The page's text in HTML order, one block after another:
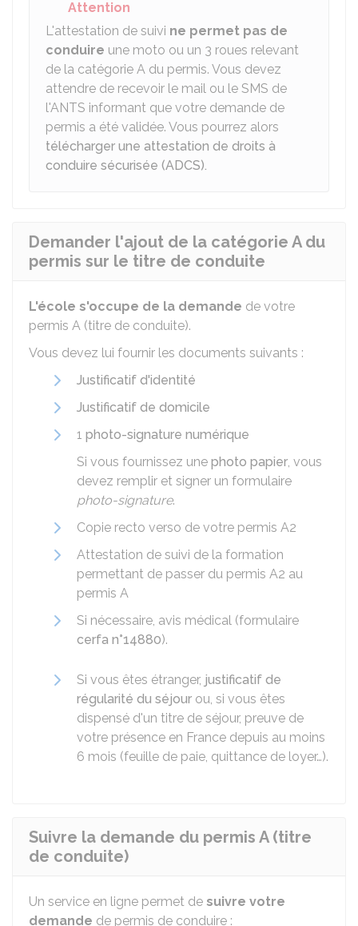
Attention
L'attestation de suivi ne permet pas de
conduire une moto ou un 3 roues relevant
de la catégorie A du permis. Vous devez
attendre de recevoir le mail ou le SMS de
l'ANTS informant que votre demande de
permis a été validée. Vous pourrez alors
télécharger une attestation de droits à
conduire sécurisée (ADCS).
Demander l'ajout de la catégorie A du
permis sur le titre de conduite
L'école s'occupe de la demande de votre
permis A (titre de conduite).
Vous devez lui fournir les documents suivants :
Justificatif d'identité
Justificatif de domicile
1 photo-signature numérique
Si vous fournissez une photo papier, vous
devez remplir et signer un formulaire
photo-signature.
Copie recto verso de votre permis A2
Attestation de suivi de la formation
permettant de passer du permis A2 au
permis A
Si nécessaire, avis médical (formulaire
cerfa n°14880).
Si vous êtes étranger, justificatif de
régularité du séjour ou, si vous êtes
dispensé d'un titre de séjour, preuve de
votre présence en France depuis au moins
6 mois (feuille de paie, quittance de loyer…).
Suivre la demande du permis A (titre
de conduite)
Un service en ligne permet de suivre votre
demande de permis de conduire :